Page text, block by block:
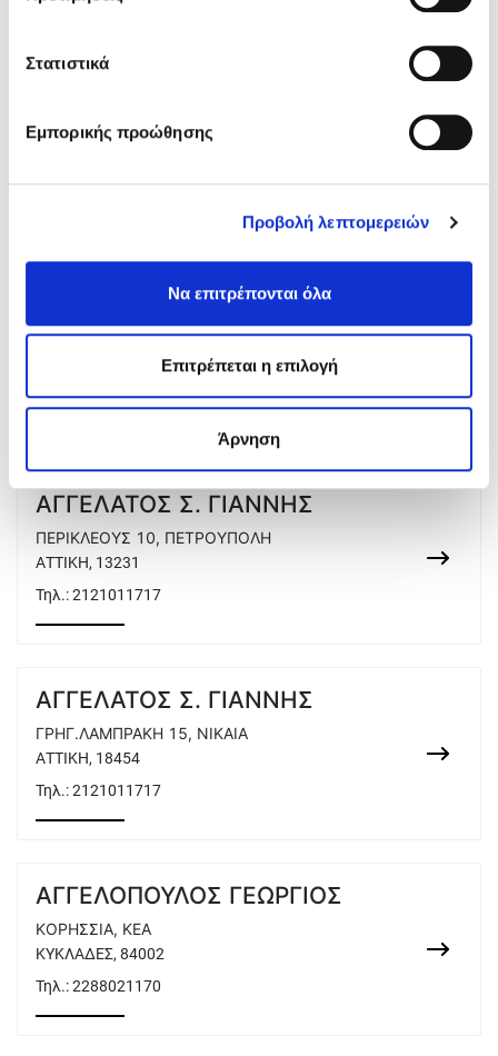
Στατιστικά
Εμπορικής προώθησης
Προβολή λεπτομερειών
Να επιτρέπονται όλα
Επιτρέπεται η επιλογή
Άρνηση
Τηλ.: 2109313123
ΚΑΡΑΟΛΗ & ΔΗΜΗΤΡΙΟΥ 41, ΠΕΡΑΜΑ
ΑΓΓΕΛΑΚΗ ΕΛΕΝΗ
ΡΟΔΟΠΟΛΗ, ΚΑΤΩ ΠΟΡΟΙΑ
Τηλ.:2327022286
ΑΓΓΕΛΑΤΟΣ Σ. ΓΙΑΝΝΗΣ
ΠΕΡΙΚΛΕΟΥΣ 10, ΠΕΤΡΟΥΠΟΛΗ
ΑΤΤΙΚΗ, 13231
Τηλ.:2121011717
ΑΓΓΕΛΑΤΟΣ Σ. ΓΙΑΝΝΗΣ
ΓΡΗΓ.ΛΑΜΠΡΑΚΗ 15, ΝΙΚΑΙΑ
ΑΤΤΙΚΗ, 18454
Τηλ.:2121011717
ΑΓΓΕΛΟΠΟΥΛΟΣ ΓΕΩΡΓΙΟΣ
ΚΟΡΗΣΣΙΑ, ΚΕΑ
ΚΥΚΛΑΔΕΣ, 84002
Τηλ.:2288021170